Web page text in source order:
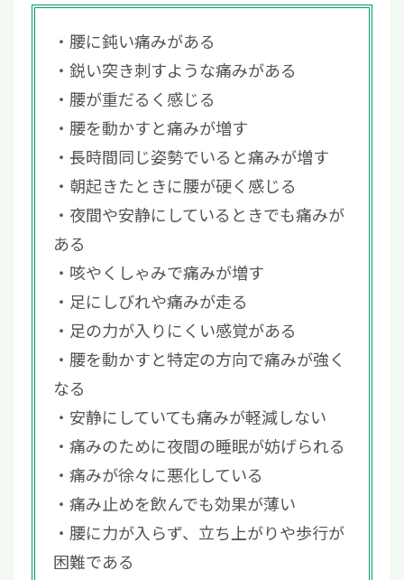
腰に鈍い痛みがある
鋭い突き刺すような痛みがある
腰が重だるく感じる
腰を動かすと痛みが増す
長時間同じ姿勢でいると痛みが増す
朝起きたときに腰が硬く感じる
夜間や安静にしているときでも痛みが
ある
咳やくしゃみで痛みが増す
足にしびれや痛みが走る
足の力が入りにくい感覚がある
腰を動かすと特定の方向で痛みが強く
なる
安静にしていても痛みが軽減しない
痛みのために夜間の睡眠が妨げられる
痛みが徐々に悪化している
痛み止めを飲んでも効果が薄い
腰に力が入らず、立ち上がりや歩行が
困難である